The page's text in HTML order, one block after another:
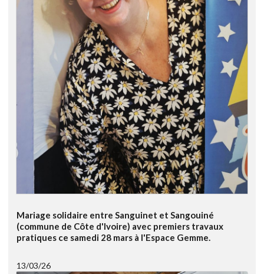
Mariage solidaire entre Sanguinet et Sangouiné
(commune de Côte d'Ivoire) avec premiers travaux
pratiques ce samedi 28 mars à l'Espace Gemme.
13/03/26